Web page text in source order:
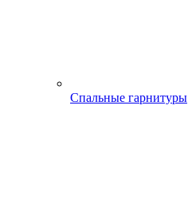
Спальные гарнитуры